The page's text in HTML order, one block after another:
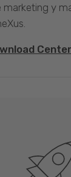
y
Center